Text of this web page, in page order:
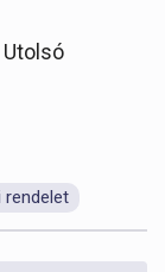
rendelet